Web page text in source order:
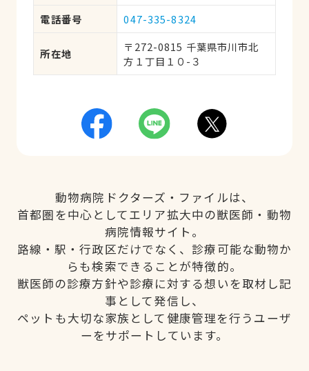
電話番号
047-335-8324
所在地
〒272-0815 千葉県市川市北
方１丁目１０-３
動物病院ドクターズ・ファイルは、
首都圏を中心としてエリア拡大中の獣医師・動物
病院情報サイト。
路線・駅・行政区だけでなく、診療可能な動物か
らも検索できることが特徴的。
獣医師の診療方針や診療に対する想いを取材し記
事として発信し、
ペットも大切な家族として健康管理を行うユーザ
ーをサポートしています。